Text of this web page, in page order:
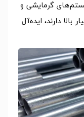
گرمایشی و
دارند، ایده‌آل